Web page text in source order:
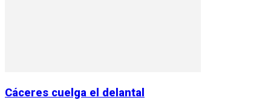
Cáceres cuelga el delantal